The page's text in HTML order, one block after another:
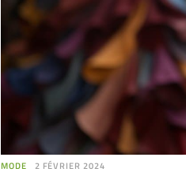
MODE 2 FÉVRIER 2024